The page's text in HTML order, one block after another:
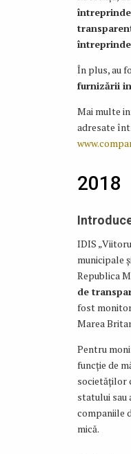
În plus, au
furnizării
Mai multe
adresate
2018
IDIS
municipale
Republica
de
fost
Marea
Pentru
funcție de
societăților
statului sau
companiile
mică.